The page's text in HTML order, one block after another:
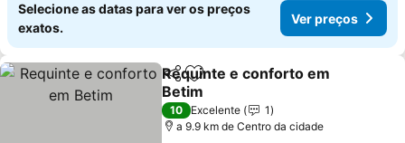
Selecione as datas para ver os preços
exatos.
Ver preços
PartilharAdicionar aos favoritos
Requinte e conforto em
Betim
10 Excelente
1
a 9.9 km de Centro da cidade